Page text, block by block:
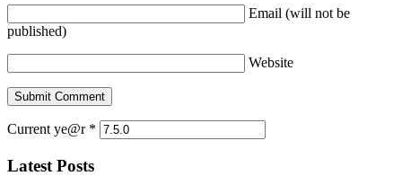
Email (will not be
published)
Website
Current ye@r *
Latest Posts